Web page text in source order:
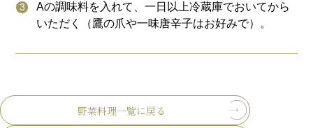
Aの調味料を入れて、一日以上冷蔵庫でおいてから
いただく（鷹の爪や一味唐辛子はお好みで）。
野菜料理一覧に戻る